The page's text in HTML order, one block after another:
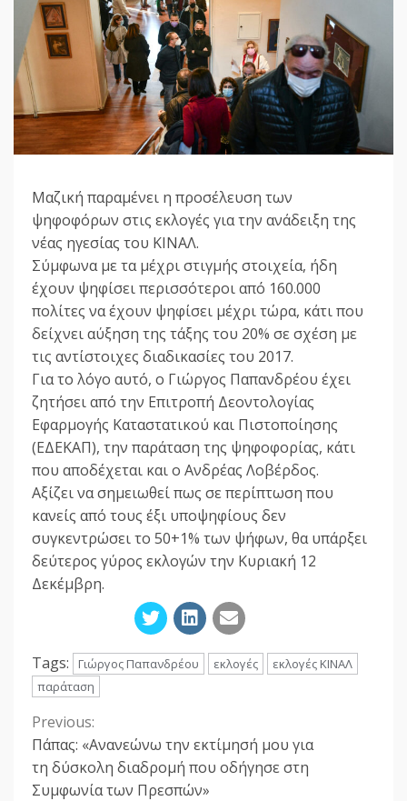
Μαζική παραμένει η προσέλευση των
ψηφοφόρων στις εκλογές για την ανάδειξη της
νέας ηγεσίας του ΚΙΝΑΛ.
Σύμφωνα με τα μέχρι στιγμής στοιχεία, ήδη
έχουν ψηφίσει περισσότεροι από 160.000
πολίτες να έχουν ψηφίσει μέχρι τώρα, κάτι που
δείχνει αύξηση της τάξης του 20% σε σχέση με
τις αντίστοιχες διαδικασίες του 2017.
Για το λόγο αυτό, ο Γιώργος Παπανδρέου έχει
ζητήσει από την Επιτροπή Δεοντολογίας
Εφαρμογής Καταστατικού και Πιστοποίησης
(ΕΔΕΚΑΠ), την παράταση της ψηφοφορίας, κάτι
που αποδέχεται και ο Ανδρέας Λοβέρδος.
Αξίζει να σημειωθεί πως σε περίπτωση που
κανείς από τους έξι υποψηφίους δεν
συγκεντρώσει το 50+1% των ψήφων, θα υπάρξει
δεύτερος γύρος εκλογών την Κυριακή 12
Δεκέμβρη.
Tags: Γιώργος Παπανδρέου εκλογές
εκλογές ΚΙΝΑΛ
παράταση
Continue
Reading
Previous:
Πάπας: «Ανανεώνω την εκτίμησή μου για
τη δύσκολη διαδρομή που οδήγησε στη
Συμφωνία των Πρεσπών»